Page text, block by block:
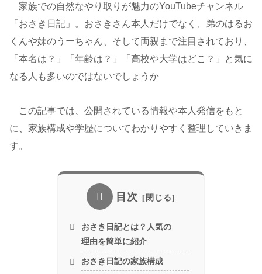
家族での自然なやり取りが魅力のYouTubeチャンネル
「おさき日記」。おさきさん本人だけでなく、弟のはるお
くんや妹のうーちゃん、そして両親まで注目されており、
「本名は？」「年齢は？」「高校や大学はどこ？」と気に
なる人も多いのではないでしょうか
この記事では、公開されている情報や本人発信をもと
に、家族構成や学歴についてわかりやすく整理していきま
す。
目次
おさき日記とは？人気の
理由を簡単に紹介
おさき日記の家族構成